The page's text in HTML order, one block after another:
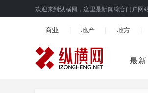
欢迎来到纵横网，这里是新闻综合门户网
商业 地产 地方
最新